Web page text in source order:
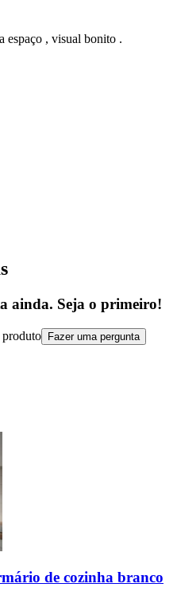
espaço , visual bonito .
ainda. Seja o primeiro!
produto Fazer uma pergunta
de cozinha branco